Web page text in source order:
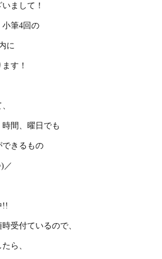
まして！
小筆4回の
に
す！
間、曜日でも
できるもの
／
!!
受付ているので、
ら、